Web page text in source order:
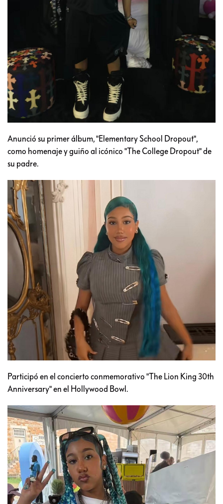
Anunció su primer álbum, "Elementary School Dropout",
como homenaje y guiño al icónico "The College Dropout" de
su padre.
Participó en el concierto conmemorativo "The Lion King 30th
Anniversary" en el Hollywood Bowl.